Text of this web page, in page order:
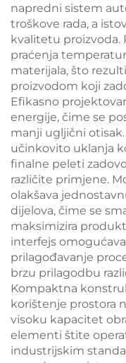
napredni sistem
troškove rada, a
kvalitetu proizvoda.
praćenja
materijala, što
proizvodom koji
Efikasno
energije, čime se
manji ugljični
učinkovito uklanja
finalne peleti
različite primjene.
olakšava
dijelova, čime se
maksimizira
interfejs
prilagođavanje
brzu prilagodbu
Kompaktna
korištenje prostora
visoku kapacitet
elementi štite
industrijskim